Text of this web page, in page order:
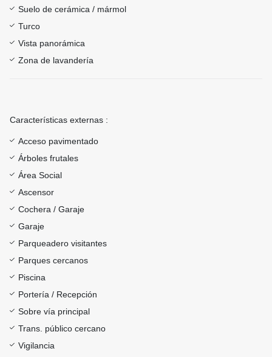
Suelo de cerámica / mármol
Turco
Vista panorámica
Zona de lavandería
Características externas :
Acceso pavimentado
Árboles frutales
Área Social
Ascensor
Cochera / Garaje
Garaje
Parqueadero visitantes
Parques cercanos
Piscina
Portería / Recepción
Sobre vía principal
Trans. público cercano
Vigilancia